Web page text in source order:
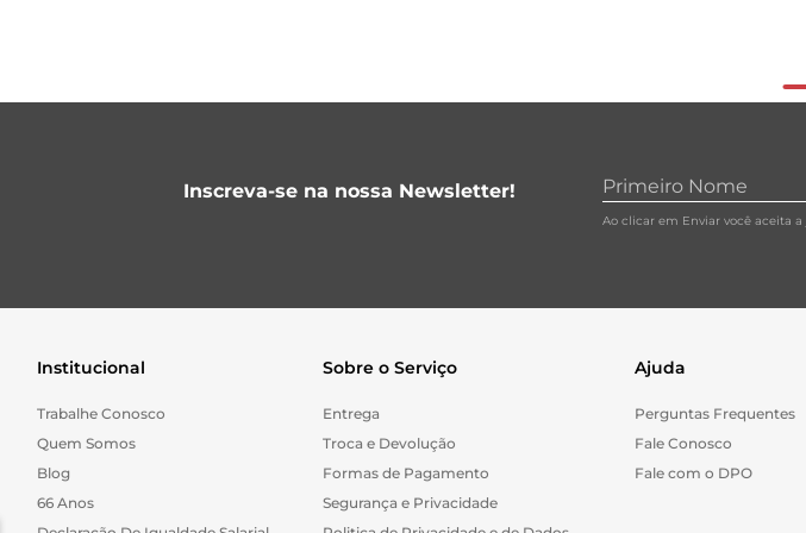
Inscreva-se na nossa Newsletter!
Ao clicar em Enviar você aceita a
Institucional
Trabalhe Conosco
Quem Somos
Blog
66 Anos
Sobre o Serviço
Entrega
Troca e Devolução
Formas de Pagamento
Segurança e Privacidade
Ajuda
Perguntas Frequentes
Fale Conosco
Fale com o DPO